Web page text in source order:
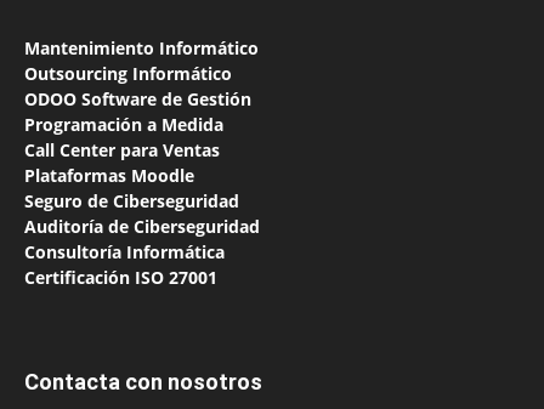
Mantenimiento Informático
Outsourcing Informático
ODOO Software de Gestión
Programación a Medida
Call Center para Ventas
Plataformas Moodle
Seguro de Ciberseguridad
Auditoría de Ciberseguridad
Consultoría Informática
Certificación ISO 27001
Contacta con nosotros